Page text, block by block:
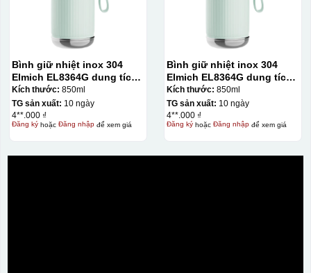
Bình giữ nhiệt inox 304
Elmich EL8364G dung tích
850ml
Kích thước: 850ml
TG sản xuất: 10 ngày
4**.000 ₫
Đăng kýhoặc Đăng nhậpđể xem giá
Bình giữ nhiệt inox 304
Elmich EL8364G dung tích
850ml
Kích thước: 850ml
TG sản xuất: 10 ngày
4**.000 ₫
Đăng kýhoặc Đăng nhậpđể xem giá